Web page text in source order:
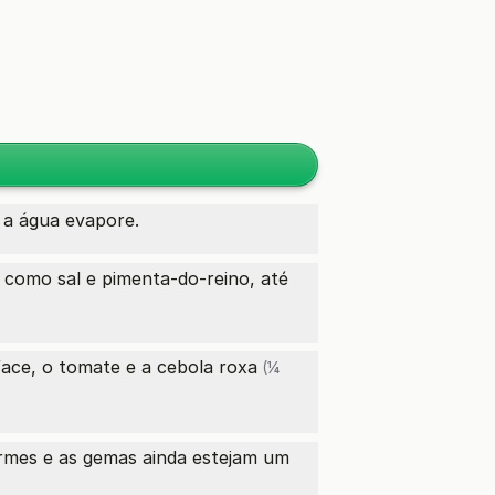
água evapore.
sal e pimenta-do-reino, até
o tomate e a cebola roxa (¼
e as gemas ainda estejam um